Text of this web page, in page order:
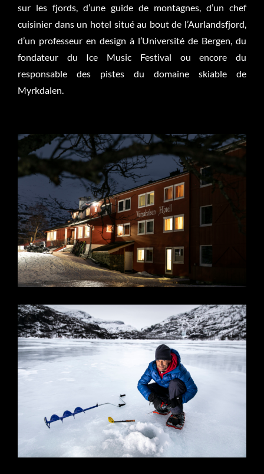
sur les fjords, d’une guide de montagnes, d’un chef
cuisinier dans un hotel situé au bout de l’Aurlandsfjord,
d’un professeur en design à l’Université de Bergen, du
fondateur du Ice Music Festival ou encore du
responsable des pistes du domaine skiable de
Myrkdalen.